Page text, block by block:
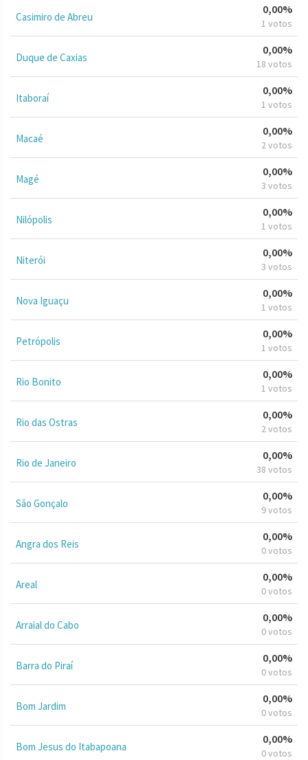
Casimiro de Abreu
0,00%
1 votos
Duque de Caxias
0,00%
18 votos
Itaboraí
0,00%
1 votos
Macaé
0,00%
2 votos
Magé
0,00%
3 votos
Nilópolis
0,00%
1 votos
Niterói
0,00%
3 votos
Nova Iguaçu
0,00%
1 votos
Petrópolis
0,00%
1 votos
Rio Bonito
0,00%
1 votos
Rio das Ostras
0,00%
2 votos
Rio de Janeiro
0,00%
38 votos
São Gonçalo
0,00%
9 votos
Angra dos Reis
0,00%
0 votos
Areal
0,00%
0 votos
Arraial do Cabo
0,00%
0 votos
Barra do Piraí
0,00%
0 votos
Bom Jardim
0,00%
0 votos
Bom Jesus do Itabapoana
0,00%
0 votos